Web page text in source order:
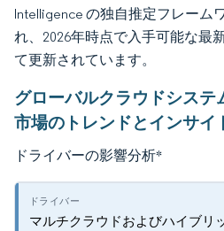
Intelligence の独自推定フレーム
れ、2026年時点で入手可能な最
て更新されています。
グローバルクラウドシステ
市場のトレンドとインサイ
ドライバーの影響分析*
マルチクラウドおよびハイブリ